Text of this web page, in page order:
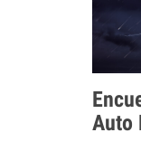
Auto